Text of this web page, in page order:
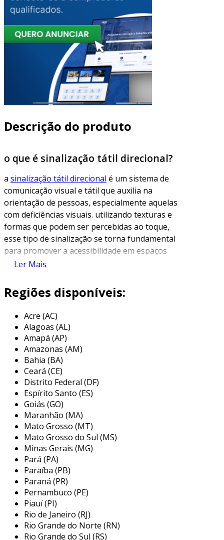
Descrição do produto
o que é sinalização tátil direcional?
a sinalização tátil direcional é um sistema de
comunicação visual e tátil que auxilia na
orientação de pessoas, especialmente aquelas
com deficiências visuais. utilizando texturas e
formas que podem ser percebidas ao toque,
esse tipo de sinalização se torna fundamental
para promover a acessibilidade em espaços
públicos e privados, como edifícios, estações de
esse sistema é projetado para guiar as pessoas
risco de acidentes e proporcionando
autonomia no deslocamento. a sinalização tátil
direcional atua como um elemento de suporte,
que complementa a sinalização visual e
auditiva, formando um conjunto abrangente de
informações sobre o ambiente.
principais aplicações da sinalização
tátil direcional
as aplicações da sinalização tátil direcional são
diversas e podem ser encontradas em
diferentes ambientes, refletindo a importância
da acessibilidade para todos. este sistema pode
ser utilizado em:
edifícios públicos:
essencial em prédios administrativos,
escolas e hospitais, garantindo que
pessoas com deficiência visual possam
Ler Mais
Regiões disponíveis:
Acre (AC)
Alagoas (AL)
Amapá (AP)
Amazonas (AM)
Bahia (BA)
Ceará (CE)
Distrito Federal (DF)
Espírito Santo (ES)
Goiás (GO)
Maranhão (MA)
Mato Grosso (MT)
Mato Grosso do Sul (MS)
Minas Gerais (MG)
Pará (PA)
Paraíba (PB)
Paraná (PR)
Pernambuco (PE)
Piauí (PI)
Rio de Janeiro (RJ)
Rio Grande do Norte (RN)
Rio Grande do Sul (RS)